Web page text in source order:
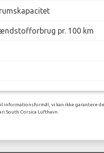
pr. 100 km
informationsformål, vi kan ikke garantere
South Corsica Lufthavn.